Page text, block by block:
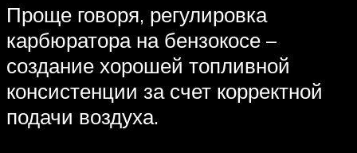
Проще говоря, регулировка
карбюратора на бензокосе –
создание хорошей топливной
консистенции за счет корректной
подачи воздуха.